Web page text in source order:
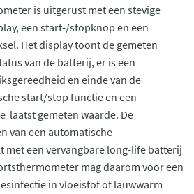
is uitgerust met een stevige
een start-/stopknop en een
Het display toont de gemeten
van de batterij, er is een
en einde van de
start/stop functie en een
laatst gemeten waarde. De
van een automatische
met een vervangbare long-life batterij
mag daarom voor een
in vloeistof of lauwwarm